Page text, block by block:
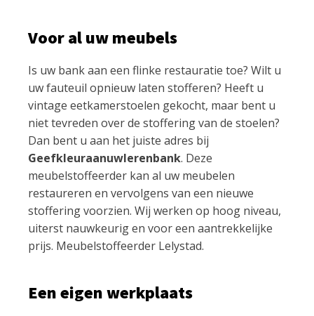
Voor al uw meubels
Is uw bank aan een flinke restauratie toe? Wilt u
uw fauteuil opnieuw laten stofferen? Heeft u
vintage eetkamerstoelen gekocht, maar bent u
niet tevreden over de stoffering van de stoelen?
Dan bent u aan het juiste adres bij
Geefkleuraanuwlerenbank. Deze
meubelstoffeerder kan al uw meubelen
restaureren en vervolgens van een nieuwe
stoffering voorzien. Wij werken op hoog niveau,
uiterst nauwkeurig en voor een aantrekkelijke
prijs. Meubelstoffeerder Lelystad.
Een eigen werkplaats